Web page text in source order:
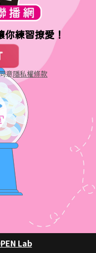
練習撩愛！
意隱私權條款
Lab